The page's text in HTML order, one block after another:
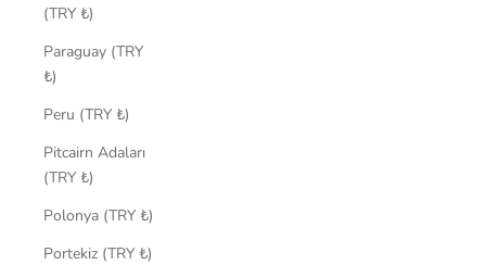
(TRY ₺)
Paraguay (TRY
₺)
Peru (TRY ₺)
Pitcairn Adaları
(TRY ₺)
Polonya (TRY ₺)
Portekiz (TRY ₺)